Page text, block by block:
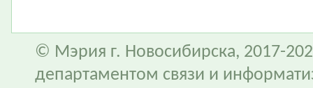
© Мэрия г. Новосибирска, 2017-
департаментом связи и